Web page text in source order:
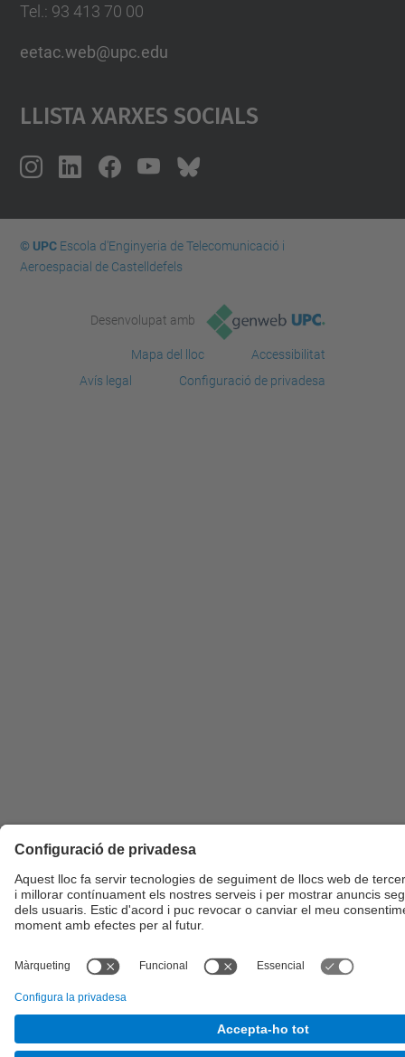
Tel.: 93 413 70 00
eetac.web@upc.edu
Llista Xarxes Socials
© UPCEscola d'Enginyeria de Telecomunicació i
Aeroespacial de Castelldefels
Desenvolupat amb
Mapa del lloc
Accessibilitat
Avís legal
Configuració de privadesa